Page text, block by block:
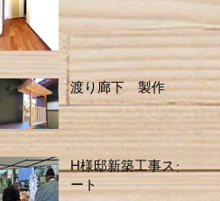
渡り廊下 製作
H様邸新築工事スタ
ート